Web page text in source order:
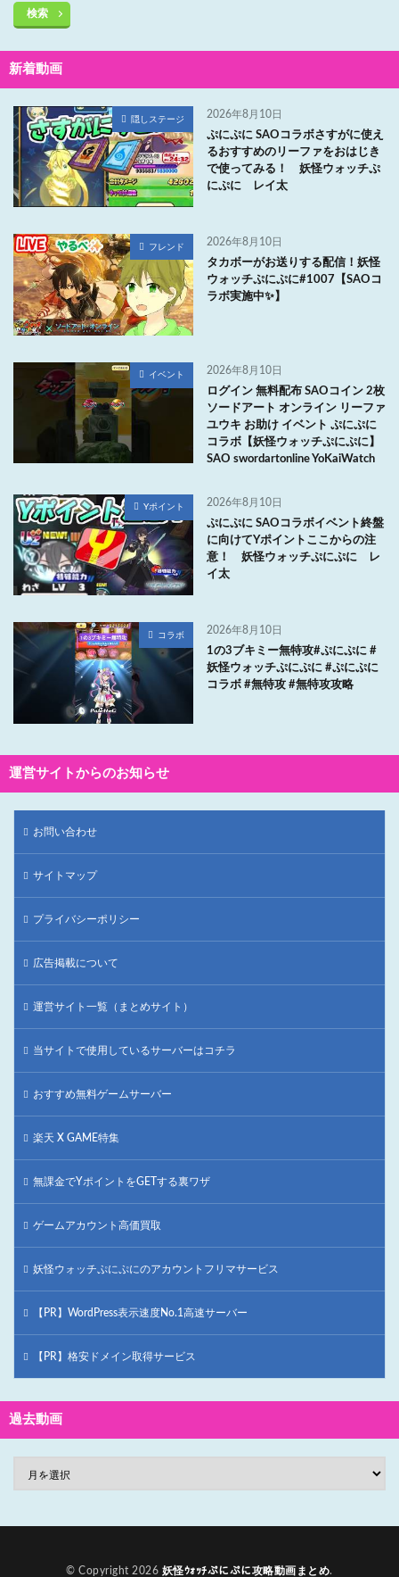
検索
新着動画
隠しステージ 2026年8月10日
ぷにぷに SAOコラボさすがに使え
るおすすめのリーファをおはじき
で使ってみる！ 妖怪ウォッチぷ
にぷに レイ太
フレンド 2026年8月10日
タカボーがお送りする配信！妖怪
ウォッチぷにぷに#1007【SAOコ
ラボ実施中✨】
イベント 2026年8月10日
ログイン 無料配布 SAOコイン 2枚
ソードアート オンライン リーファ
ユウキ お助け イベント ぷにぷに
コラボ【妖怪ウォッチぷにぷに】
SAO swordartonline YoKaiWatch
Yポイント 2026年8月10日
ぷにぷに SAOコラボイベント終盤
に向けてYポイントここからの注
意！ 妖怪ウォッチぷにぷに レ
イ太
コラボ 2026年8月10日
1の3ブキミー無特攻#ぷにぷに #
妖怪ウォッチぷにぷに #ぷにぷに
コラボ #無特攻 #無特攻攻略
運営サイトからのお知らせ
お問い合わせ
サイトマップ
プライバシーポリシー
広告掲載について
運営サイト一覧（まとめサイト）
当サイトで使用しているサーバーはコチラ
おすすめ無料ゲームサーバー
楽天 X GAME特集
無課金でYポイントをGETする裏ワザ
ゲームアカウント高価買取
妖怪ウォッチぷにぷにのアカウントフリマサービス
【PR】WordPress表示速度No.1高速サーバー
【PR】格安ドメイン取得サービス
過去動画
© Copyright 2026 妖怪ｳｫｯﾁぷにぷに攻略動画まとめ.